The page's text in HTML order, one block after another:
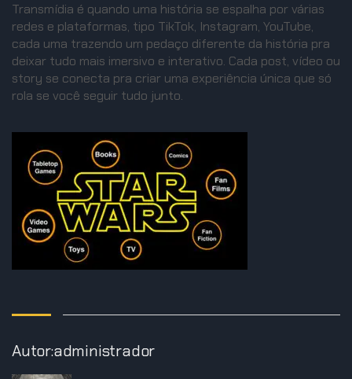
Transmídia é quando uma história se espalha por várias
redes e plataformas, tipo TikTok, Instagram, YouTube,
cada uma trazendo um pedaço diferente da história pra
deixar tudo mais imersivo e interativo. Cada post, vídeo ou
story se conecta pra criar uma experiência única que só
rola se você seguir tudo junto.
Autor:administrador